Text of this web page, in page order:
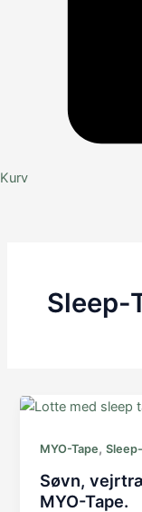
Kurv
Sleep-
MYO-Tape,
Søvn,
MYO-Tape.